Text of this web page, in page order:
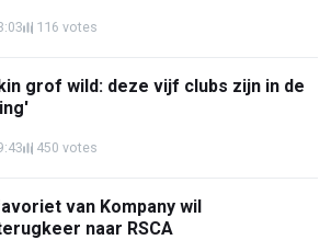
116 votes
grof wild: deze vijf clubs zijn in de
450 votes
van Kompany wil
naar RSCA